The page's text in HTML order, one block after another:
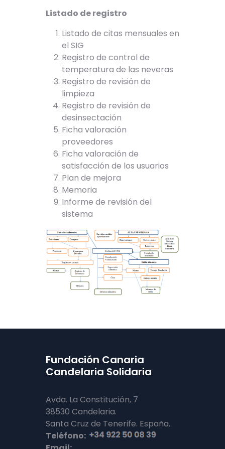
Listado de registro
Listado de citas mensuales en
el SIG
Registro de control de
temperatura de las neveras
Registro de revisión de
limpieza
Registro de revisión de
desinsectación
Ficha valoración
proveedores
Ficha valoración de
satisfacción de los usuarios
Plan de mejora
Memoria
Informe de revisión del
sistema
Fundación Canaria
Candelaria Solidaria
Avda. La Constitución, 7
38530 Candelaria.
Santa Cruz de Tenerife. España.
Teléfono: